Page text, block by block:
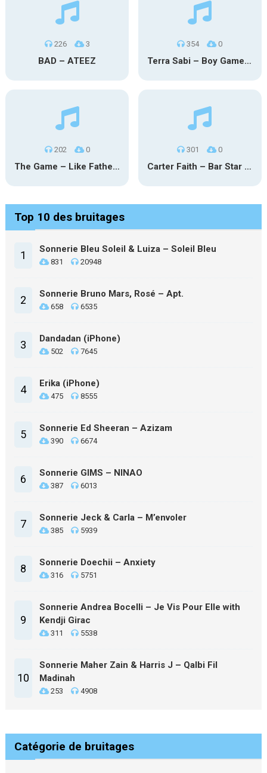
226 3
BAD – ATEEZ
354 0
Terra Sabi – Boy Game X Marcia Cruz
202 0
The Game – Like Father Like Daughter
301 0
Carter Faith – Bar Star Vevo
Top 10 des bruitages
1 Sonnerie Bleu Soleil & Luiza – Soleil Bleu
831 20948
2 Sonnerie Bruno Mars, Rosé – Apt.
658 6535
3 Dandadan (iPhone)
502 7645
4 Erika (iPhone)
475 8555
5 Sonnerie Ed Sheeran – Azizam
390 6674
6 Sonnerie GIMS – NINAO
387 6013
7 Sonnerie Jeck & Carla – M’envoler
385 5939
8 Sonnerie Doechii – Anxiety
316 5751
9
Sonnerie Andrea Bocelli – Je Vis Pour Elle with
Kendji Girac
311 5538
10
Sonnerie Maher Zain & Harris J – Qalbi Fil
Madinah
253 4908
Catégorie de bruitages